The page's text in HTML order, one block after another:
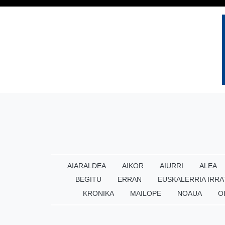
AIARALDEA AIKOR AIURRI ALEA
BEGITU
ERRAN EUSKALERRIA
KRONIKA
MAILOPE NOAUA